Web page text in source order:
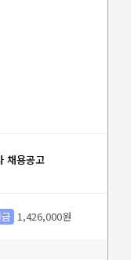
채용공고
1,426,000원